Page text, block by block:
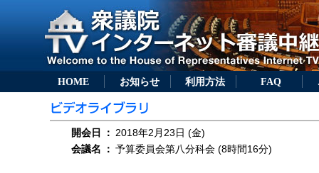
HOME お知らせ 利用方法 FAQ
開会日 ： 2018年2月23日 (金)
会議名
： 予算委員会第八分科会 (8時間16分)